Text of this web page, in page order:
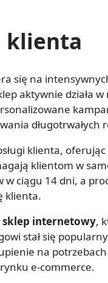
klienta
się na
aktywnie działa
długotrwałych
klienta,
klientom w
ciągu 14 dni, a
klienta.
sklep internetowy,
stał się
na
e-commerce.